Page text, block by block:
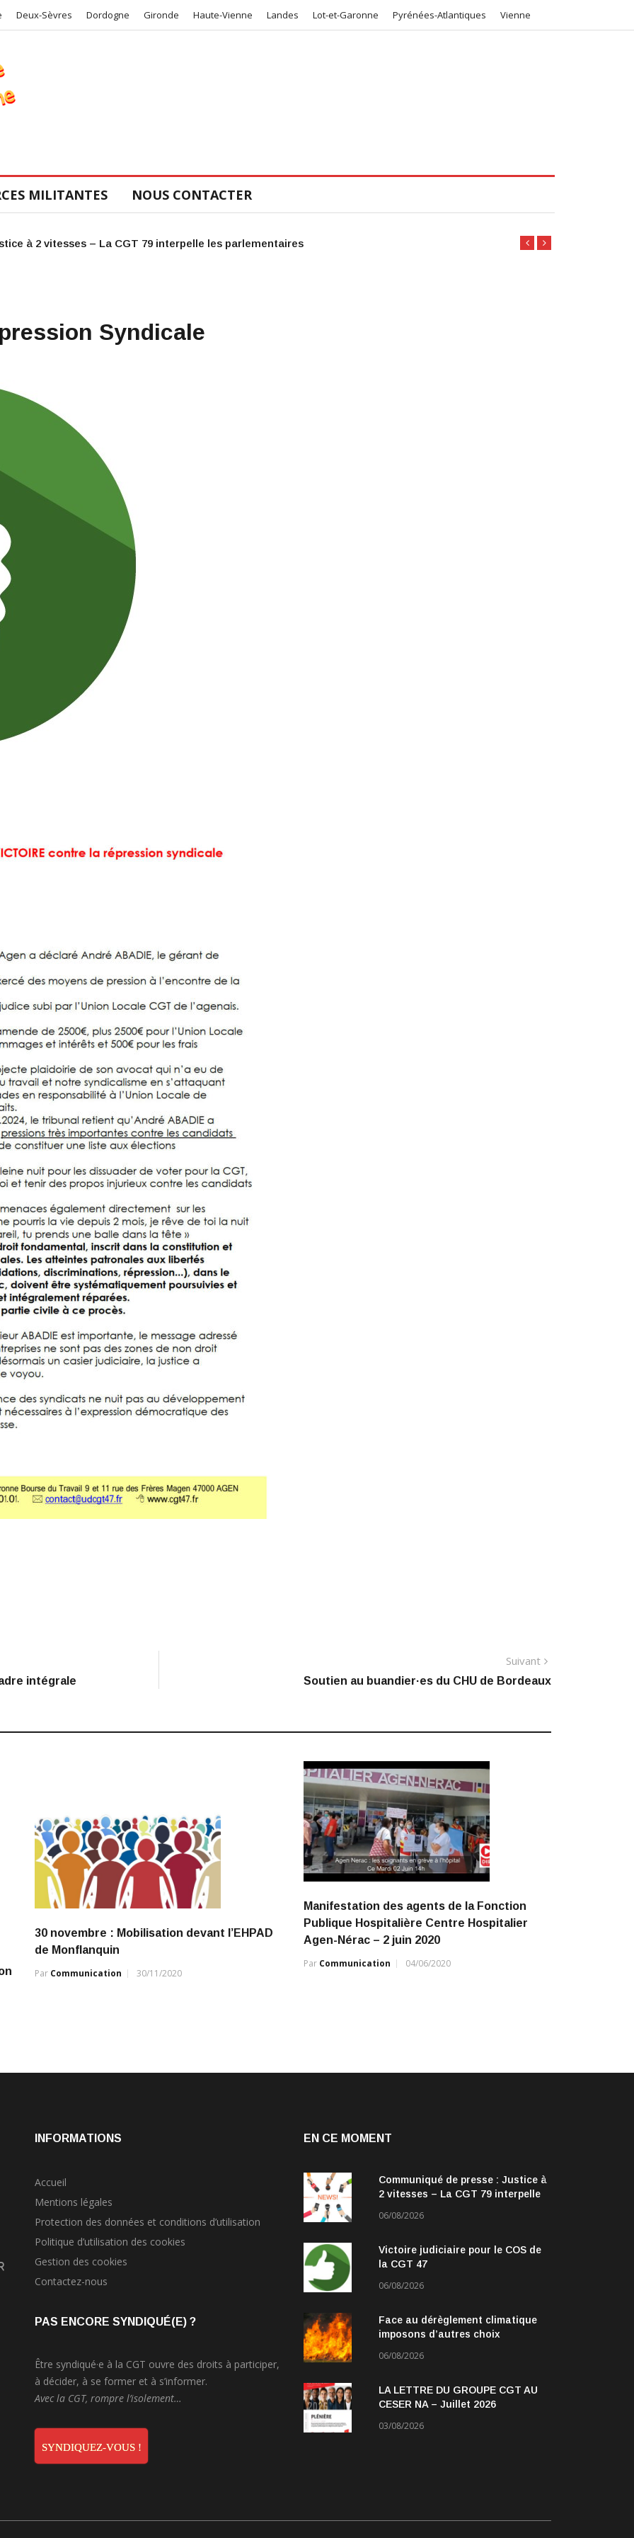
Deux-Sèvres Dordogne Gironde Haute-Vienne Landes Lot-et-Garonne Pyrénées-Atlantiques Vienne
MILITANTES NOUS CONTACTER
de la CGT 47
Syndicale
intégrale
Suivant
suivant
Soutien au buandier·es du CHU de Bordeaux
30 novembre : Mobilisation devant l’EHPAD
de Monflanquin
Par Communication 30/11/2020
Manifestation des agents de la Fonction
Publique Hospitalière Centre Hospitalier
Agen-Nérac – 2 juin 2020
Par Communication 04/06/2020
INFORMATIONS
Accueil
Mentions légales
Protection des données et conditions d’utilisation
Politique d’utilisation des cookies
Gestion des cookies
Contactez-nous
PAS ENCORE SYNDIQUÉ(E) ?
Être syndiqué·e à la CGT ouvre des droits à participer,
à décider, à se former et à s’informer.
Avec la CGT, rompre l’isolement…
SYNDIQUEZ-VOUS !
EN CE MOMENT
Communiqué de presse : Justice à
2 vitesses – La CGT 79 interpelle
06/08/2026
Victoire judiciaire pour le COS de
la CGT 47
06/08/2026
Face au dérèglement climatique
imposons d’autres choix
06/08/2026
LA LETTRE DU GROUPE CGT AU
CESER NA – Juillet 2026
03/08/2026